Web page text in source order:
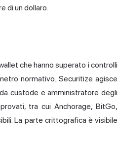
di un dollaro.
che hanno superato i controlli
normativo. Securitize agisce
custode e amministratore degli
tra cui Anchorage, BitGo,
La parte crittografica è visibile